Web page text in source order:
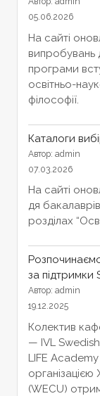
05.06.2026
На сайті
випробувань
програми
освітньо-
філософії.
Каталоги
Автор: admin
07.03.2026
На сайті
дя
розділах
за підтримки
Автор: admin
19.12.2025
Колектив
— IVL
LIFE
(WECU)